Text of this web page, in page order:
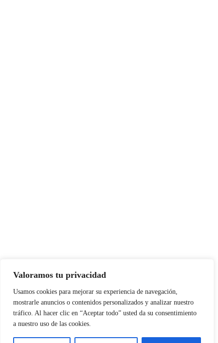
Valoramos tu privacidad
Usamos cookies para mejorar su experiencia de navegación,
mostrarle anuncios o contenidos personalizados y analizar nuestro
tráfico. Al hacer clic en “Aceptar todo” usted da su consentimiento
a nuestro uso de las cookies.